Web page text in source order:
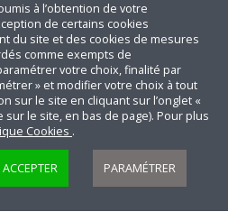
à l’obtention de votre
de certains cookies
du site et des cookies de mesures
comme exempts de
votre choix, finalité par
» et modifier votre choix à tout
sur le site en cliquant sur l’onglet «
sur le site, en bas de page). Pour plus
Cookies .
PARAMÉTRER